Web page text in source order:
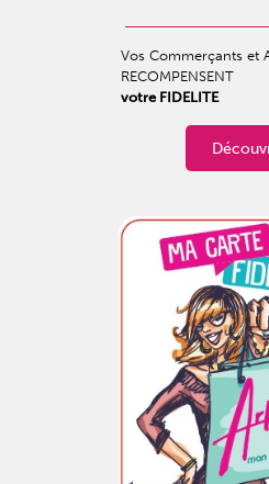
Vos Commerçants et
RECOMPENSENT
votre FIDELITE